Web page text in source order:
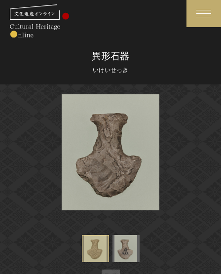
さらに詳細検索
全国の美術館・博物館
媒体資料・関連記事等
博物館、美術館の皆さまへ
文化庁よりご挨拶
今月のみどころ
お知らせ一覧
このサイトについて
関連サイトリンク
異形石器
いけいせっき